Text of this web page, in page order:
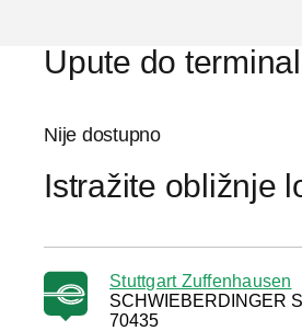
Upute do
Nije dostupno
Istražite obližnje
Stuttgart Zuffenhausen
SCHWIEBERDINGER
70435